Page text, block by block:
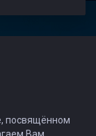
посвящённом